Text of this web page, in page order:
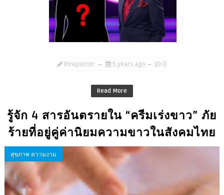
threportor 5 years ago 0
Read More
รู้จัก 4 สารอันตรายใน “ครีมเร่งขาว” ภัย
ร้ายที่อยู่คู่ค่านิยมความขาวในสังคมไทย
สุขภาพ ความงาม